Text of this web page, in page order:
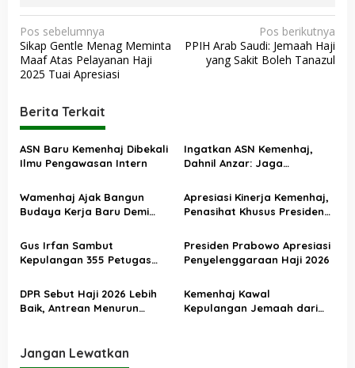
N
a
v
g
a
s
p
s
Pos sebelumnya
Sikap Gentle Menag Meminta
Maaf Atas Pelayanan Haji
2025 Tuai Apresiasi
Pos berikutnya
PPIH Arab Saudi: Jemaah Haji
yang Sakit Boleh Tanazul
Berita Terkait
ASN Baru Kemenhaj Dibekali
Ilmu Pengawasan Intern
Ingatkan ASN Kemenhaj,
Dahnil Anzar: Jaga
Menjadikan Jemaah
sebagai Komoditas
Wamenhaj Ajak Bangun
Budaya Kerja Baru Demi
Jemaah
Apresiasi Kinerja Kemenhaj,
Penasihat Khusus Presiden
Penyelenggaraan Haji
Berjalan Baik
Gus Irfan Sambut
Kepulangan 355 Petugas
Presiden Prabowo Apresiasi
Penyelenggaraan Haji 2026
DPR Sebut Haji 2026 Lebih
Baik, Antrean Menurun
Kemenhaj Kawal
Kepulangan Jemaah dari
Jangan Lewatkan